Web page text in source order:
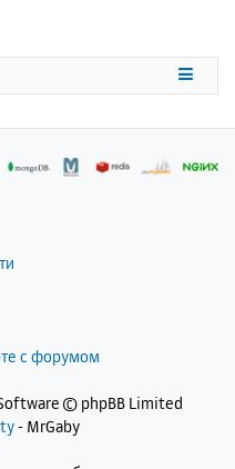
с
н
ч
с форумом
© phpBB Limited
- MrGaby